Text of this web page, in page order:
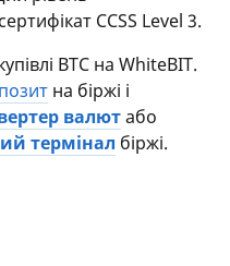
CCSS Level 3.
BTC на WhiteBIT.
на біржі і
валютабо
термінал біржі.